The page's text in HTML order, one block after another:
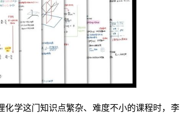
化学这门知识点繁杂、难度不小的课程时，李